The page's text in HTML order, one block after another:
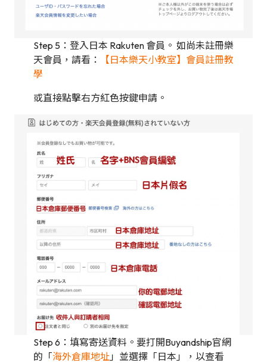
Step 5：登入日本 Rakuten 會員。 如尚未註冊樂
天會員，請看：
【日本樂天小教室】會員註冊教
學
或直接點擊右方紅色按鍵申請。
Step 6：填寫寄送資料。要打開Buyandship官網
的「海外倉庫地址 」並選擇「日本」，以查看